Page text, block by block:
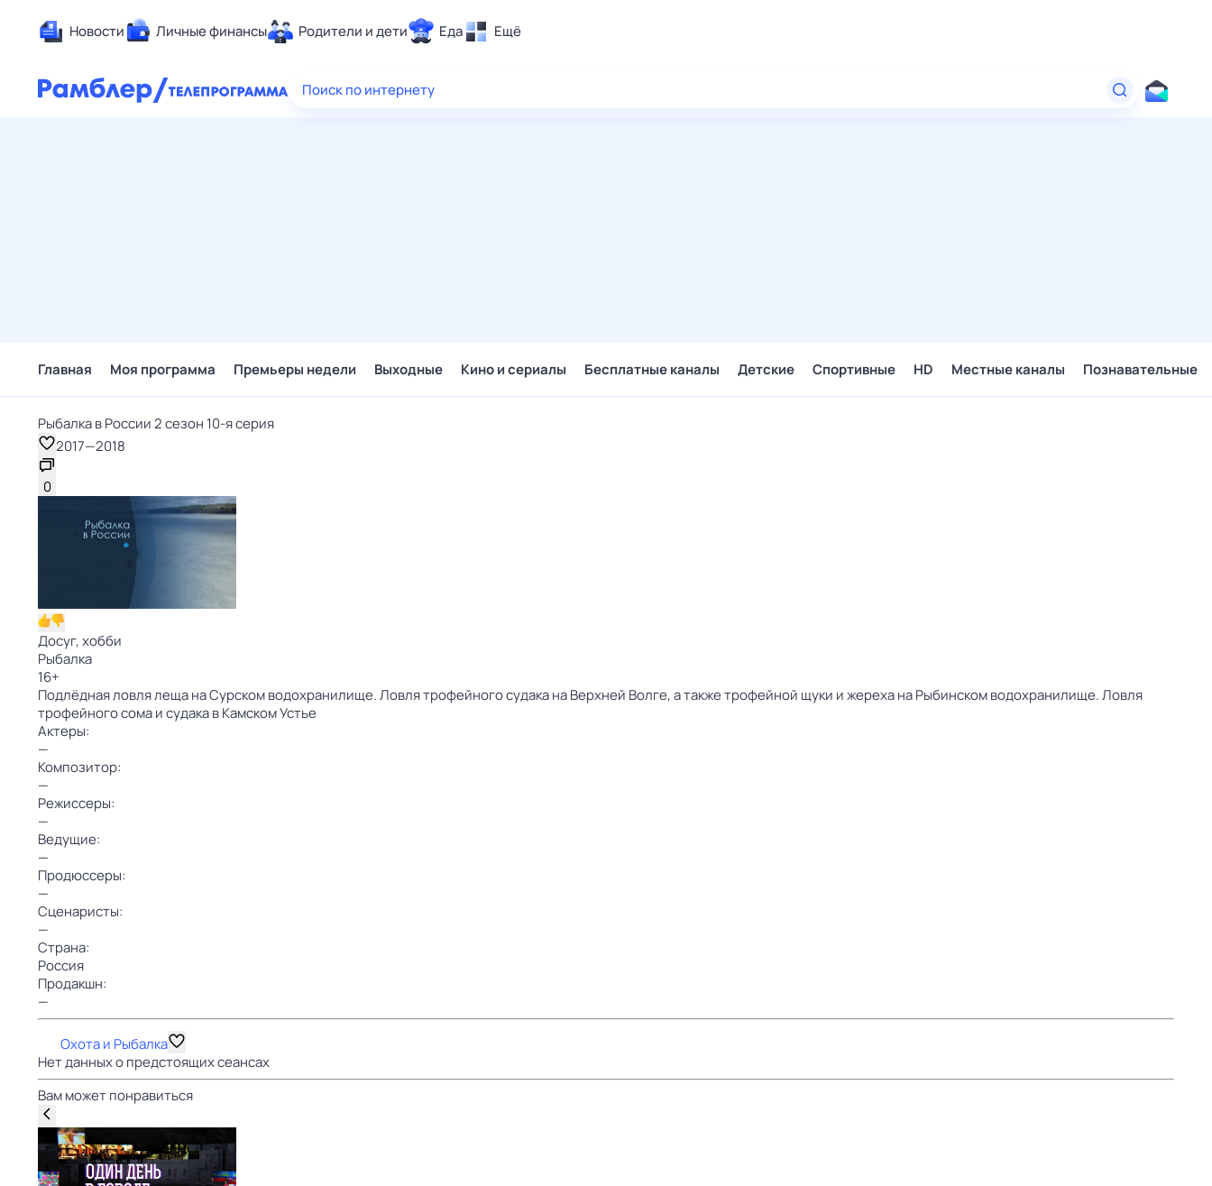
Новости Личные финансы Родители и дети Еда Ещё
Здоровье
Поиск по интернету
Главная Моя программа Премьеры недели Выходные Кино и сериалы Бесплатные каналы Детские Спортивные HD Местные каналы Познавательные
Рыбалка в России 2 сезон 10-я серия
2017—2018
0
Досуг, хобби
Рыбалка
16+
Подлёдная ловля леща на Сурском водохранилище. Ловля трофейного судака на Верхней Волге, а также трофейной щуки и жереха на Рыбинском водохранилище. Ловля
трофейного сома и судака в Камском Устье
Актеры:
—
Композитор:
—
Режиссеры:
—
Ведущие:
—
Продюссеры:
—
Сценаристы:
—
Страна:
Россия
Продакшн:
—
Охота и Рыбалка
Нет данных о предстоящих сеансах
Вам может понравиться